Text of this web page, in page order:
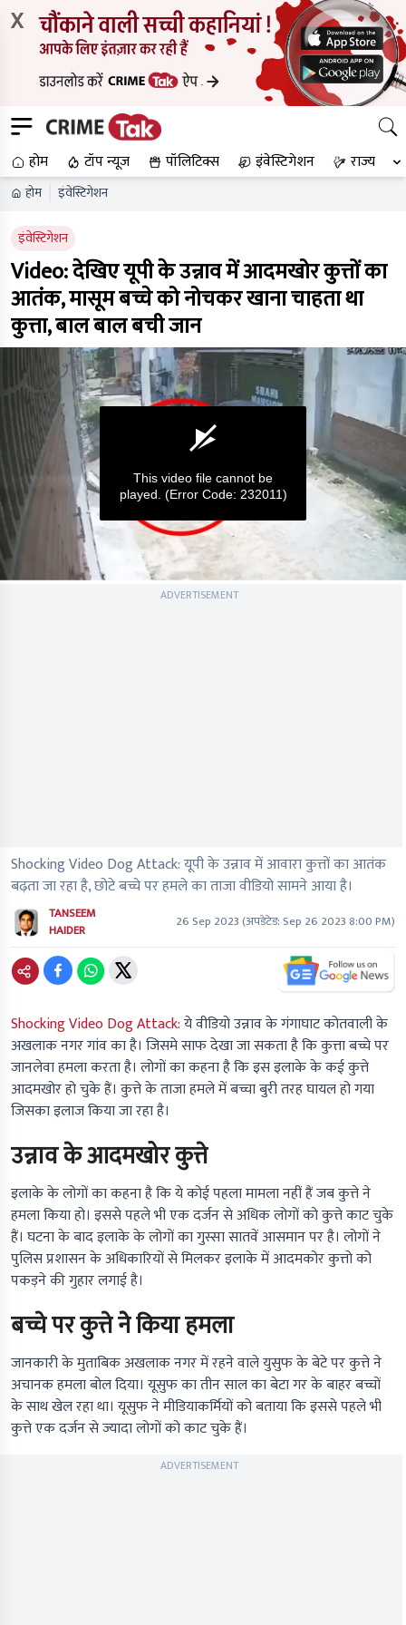
X
होम टॉप न्यूज पॉलिटिक्स इंवेस्टिगेशन राज्य
होम इंवेस्टिगेशन
इंवेस्टिगेशन
Video: देखिए यूपी के उन्नाव में आदमखोर कुत्तों का
आतंक, मासूम बच्चे को नोचकर खाना चाहता था
कुत्ता, बाल बाल बची जान
This video file cannot be
played. (Error Code: 232011)
ADVERTISEMENT
Shocking Video Dog Attack: यूपी के उन्नाव में आवारा कुत्तों का आतंक
बढ़ता जा रहा है, छोटे बच्चे पर हमले का ताजा वीडियो सामने आया है।
TANSEEM
HAIDER
26 Sep 2023(अपडेटेड: Sep 26 2023 8:00 PM)
Shocking Video Dog Attack:ये वीडियो उन्नाव के गंगाघाट कोतवाली के
अखलाक नगर गांव का है। जिसमे साफ देखा जा सकता है कि कुत्ता बच्चे पर
जानलेवा हमला करता है। लोगों का कहना है कि इस इलाके के कई कुत्ते
आदमखोर हो चुके हैं। कुत्ते के ताजा हमले में बच्चा बुरी तरह घायल हो गया
जिसका इलाज किया जा रहा है।
उन्नाव के आदमखोर कुत्ते
इलाके के लोगों का कहना है कि ये कोई पहला मामला नहीं हैं जब कुत्ते ने
हमला किया हो। इससे पहले भी एक दर्जन से अधिक लोगों को कुत्ते काट चुके
हैं। घटना के बाद इलाके के लोगों का गुस्सा सातवें आसमान पर है। लोगों ने
पुलिस प्रशासन के अधिकारियों से मिलकर इलाके में आदमकोर कुत्तो को
पकड़ने की गुहार लगाई है।
बच्चे पर कुत्ते नेे किया हमला
जानकारी के मुताबिक अखलाक नगर में रहने वाले युसुफ के बेटे पर कुत्ते ने
अचानक हमला बोल दिया। यूसुफ का तीन साल का बेटा गर के बाहर बच्चों
के साथ खेल रहा था। यूसुफ ने मीडियाकर्मियों को बताया कि इससे पहले भी
कुत्ते एक दर्जन से ज्यादा लोगों को काट चुके हैं।
ADVERTISEMENT